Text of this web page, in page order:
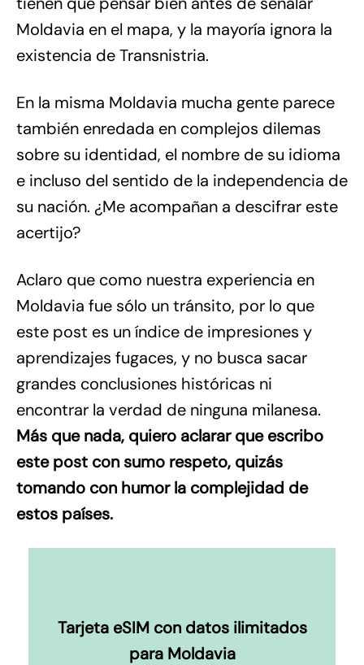
Moldavia en el mapa, y la mayoría ignora la
existencia de Transnistria.
En la misma Moldavia mucha gente parece
también enredada en complejos dilemas
sobre su identidad, el nombre de su idioma
e incluso del sentido de la independencia de
su nación. ¿Me acompañan a descifrar este
acertijo?
Aclaro que como nuestra experiencia en
Moldavia fue sólo un tránsito, por lo que
este post es un índice de impresiones y
aprendizajes fugaces, y no busca sacar
grandes conclusiones históricas ni
encontrar la verdad de ninguna milanesa.
Más que nada, quiero aclarar que escribo
este post con sumo respeto, quizás
tomando con humor la complejidad de
estos países.
Tarjeta eSIM con datos ilimitados
para Moldavia